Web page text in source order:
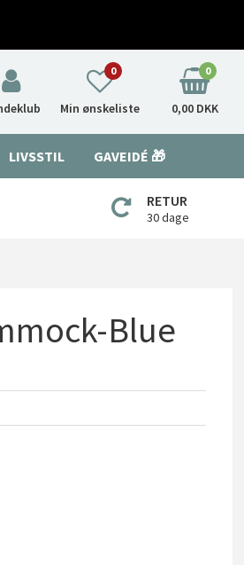
Min ønskeliste
0 0
0,00 DKK
LIVSSTIL GAVEIDÉ 🎁
RETUR
30 dage
Blue